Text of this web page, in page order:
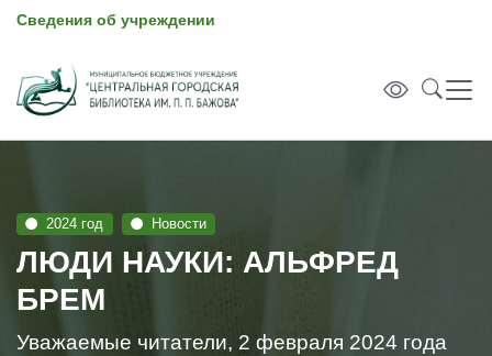
Сведения об учреждении
2024 год Новости
ЛЮДИ НАУКИ: АЛЬФРЕД
БРEМ
Уважаемые читатели, 2 февраля 2024 года